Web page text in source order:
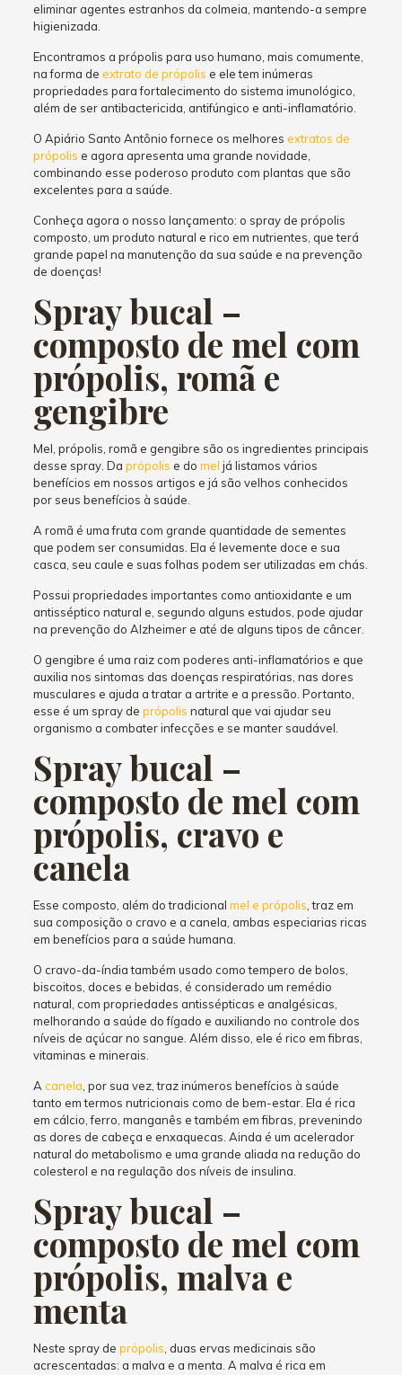
eliminar agentes estranhos da colmeia, mantendo-a sempre
higienizada.
Encontramos a própolis para uso humano, mais comumente,
na forma de extrato de própolis e ele tem inúmeras
propriedades para fortalecimento do sistema imunológico,
além de ser antibactericida, antifúngico e anti-inflamatório.
O Apiário Santo Antônio fornece os melhores extratos de
própolis e agora apresenta uma grande novidade,
combinando esse poderoso produto com plantas que são
excelentes para a saúde.
Conheça agora o nosso lançamento: o spray de própolis
composto, um produto natural e rico em nutrientes, que terá
grande papel na manutenção da sua saúde e na prevenção
de doenças!
Spray bucal –
composto de mel com
própolis, romã e
gengibre
Mel, própolis, romã e gengibre são os ingredientes principais
desse spray. Da própolis e do mel já listamos vários
benefícios em nossos artigos e já são velhos conhecidos
por seus benefícios à saúde.
A romã é uma fruta com grande quantidade de sementes
que podem ser consumidas. Ela é levemente doce e sua
casca, seu caule e suas folhas podem ser utilizadas em chás.
Possui propriedades importantes como antioxidante e um
antisséptico natural e, segundo alguns estudos, pode ajudar
na prevenção do Alzheimer e até de alguns tipos de câncer.
O gengibre é uma raiz com poderes anti-inflamatórios e que
auxilia nos sintomas das doenças respiratórias, nas dores
musculares e ajuda a tratar a artrite e a pressão. Portanto,
esse é um spray de própolis natural que vai ajudar seu
organismo a combater infecções e se manter saudável.
Spray bucal –
composto de mel com
própolis, cravo e
canela
Esse composto, além do tradicional mel e própolis , traz em
sua composição o cravo e a canela, ambas especiarias ricas
em benefícios para a saúde humana.
O cravo-da-índia também usado como tempero de bolos,
biscoitos, doces e bebidas, é considerado um remédio
natural, com propriedades antissépticas e analgésicas,
melhorando a saúde do fígado e auxiliando no controle dos
níveis de açúcar no sangue. Além disso, ele é rico em fibras,
vitaminas e minerais.
A canela , por sua vez, traz inúmeros benefícios à saúde
tanto em termos nutricionais como de bem-estar. Ela é rica
em cálcio, ferro, manganês e também em fibras, prevenindo
as dores de cabeça e enxaquecas. Ainda é um acelerador
natural do metabolismo e uma grande aliada na redução do
colesterol e na regulação dos níveis de insulina.
Spray bucal –
composto de mel com
própolis, malva e
menta
Neste spray de própolis , duas ervas medicinais são
acrescentadas: a malva e a menta. A malva é rica em